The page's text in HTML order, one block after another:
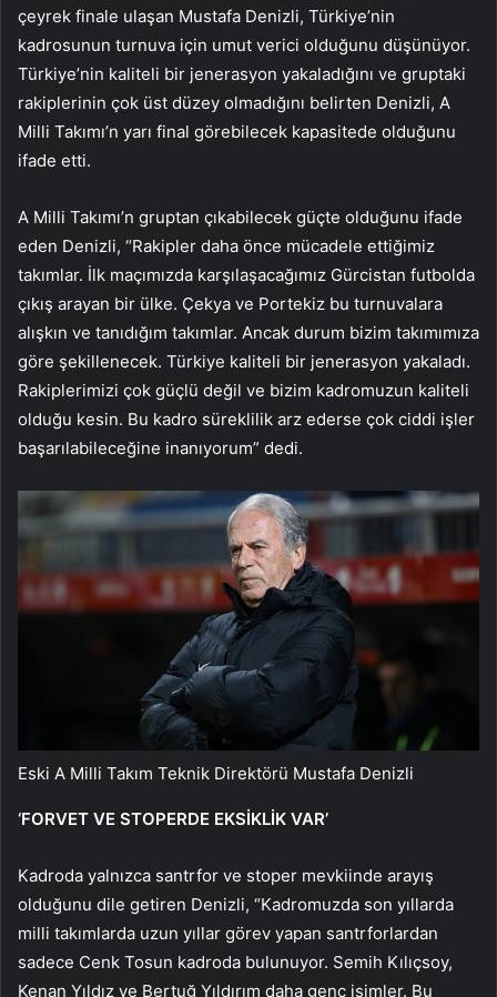
çeyrek finale ulaşan Mustafa Denizli, Türkiye’nin
kadrosunun turnuva için umut verici olduğunu düşünüyor.
Türkiye’nin kaliteli bir jenerasyon yakaladığını ve gruptaki
rakiplerinin çok üst düzey olmadığını belirten Denizli, A
Milli Takımı’n yarı final görebilecek kapasitede olduğunu
ifade etti.
A Milli Takımı’n gruptan çıkabilecek güçte olduğunu ifade
eden Denizli, “Rakipler daha önce mücadele ettiğimiz
takımlar. İlk maçımızda karşılaşacağımız Gürcistan futbolda
çıkış arayan bir ülke. Çekya ve Portekiz bu turnuvalara
alışkın ve tanıdığım takımlar. Ancak durum bizim takımımıza
göre şekillenecek. Türkiye kaliteli bir jenerasyon yakaladı.
Rakiplerimizi çok güçlü değil ve bizim kadromuzun kaliteli
olduğu kesin. Bu kadro süreklilik arz ederse çok ciddi işler
başarılabileceğine inanıyorum” dedi.
Eski A Milli Takım Teknik Direktörü Mustafa Denizli
‘FORVET VE STOPERDE EKSİKLİK VAR’
Kadroda yalnızca santrfor ve stoper mevkiinde arayış
olduğunu dile getiren Denizli, “Kadromuzda son yıllarda
milli takımlarda uzun yıllar görev yapan santrforlardan
sadece Cenk Tosun kadroda bulunuyor. Semih Kılıçsoy,
Kenan Yıldız ve Bertuğ Yıldırım daha genç isimler. Bu